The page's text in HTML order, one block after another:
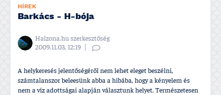
HÍREK
Barkács - H-bója
Halzona.hu szerkesztőség
2009.11.03, 12:19
A helykeresés jelentőségéről nem lehet eleget beszélni,
számtalanszor beleesünk abba a hibába, hogy a kényelem és
nem a ví­z adottságai alapján választunk helyet. Természetesen